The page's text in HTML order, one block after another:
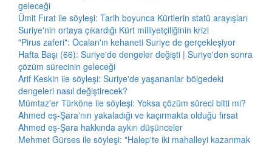
geleceği
Ümit Fırat ile söyleşi: Tarih boyunca Kürtlerin statü arayışları
Suriye'nin ortaya çıkardığı Kürt milliyetçiliğinin krizi
"Pirus zaferi": Öcalan'ın kehaneti Suriye de gerçekleşiyor
Hafta Başı (66): Suriye'de dengeler değişti | Suriye'den sonra
çözüm sürecinin geleceği
Arif Keskin ile söyleşi: Suriye'de yaşananlar bölgedeki
dengeleri nasıl değiştirecek?
Mümtaz'er Türköne ile söyleşi: Yoksa çözüm süreci bitti mi?
Ahmed eş-Şara'nın yakaladığı ve kaçırmakta olduğu fırsat
Ahmed eş-Şara hakkında aykırı düşünceler
Mehmet Gürses ile söyleşi: "Halep'te iki mahalleyi kazanmak